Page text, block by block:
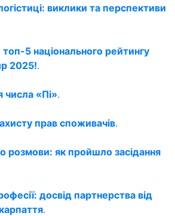
виклики та перспективи
5 національного рейтингу
2025!.
«Пі».
прав споживачів.
розмови: як пройшло засідання
досвід партнерства від
.